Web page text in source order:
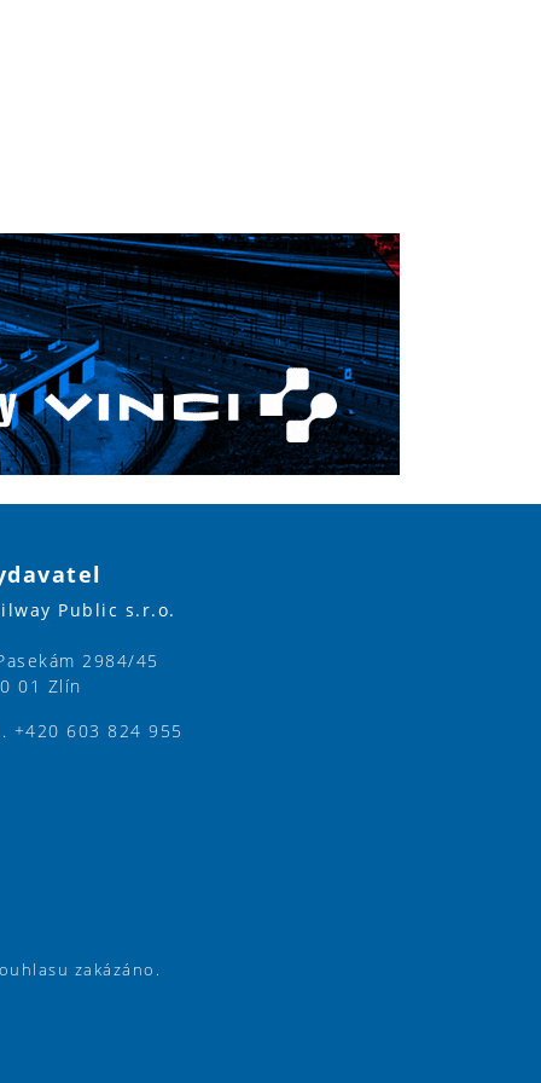
Public s.r.o.
2984/45
01 Zlín
+420 603 824 955
zakázáno.